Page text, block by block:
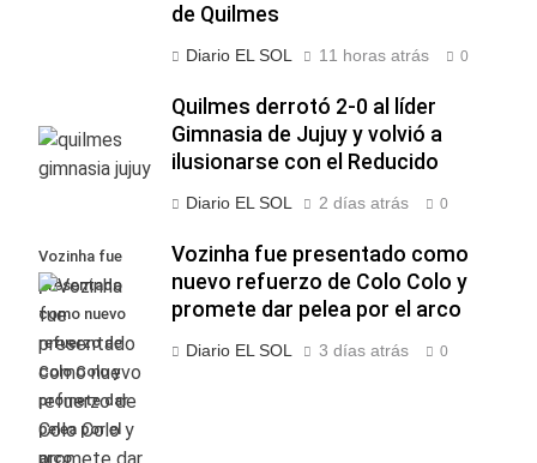
de Quilmes
Diario EL SOL 11 horas atrás 0
Quilmes derrotó 2-0 al líder
Gimnasia de Jujuy y volvió a
ilusionarse con el Reducido
Diario EL SOL 2 días atrás 0
Vozinha fue
presentado
como nuevo
refuerzo de
Colo Colo y
promete dar
pelea por el
arco
Vozinha fue presentado como
nuevo refuerzo de Colo Colo y
promete dar pelea por el arco
Diario EL SOL 3 días atrás 0